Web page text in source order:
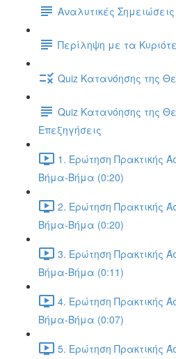
Αναλυτικές Σημειώσεις
Περίληψη με τα
Quiz Κατανόησης της
Quiz Κατανόησης της
Επεξηγήσεις
1. Ερώτηση Πρακτικής
Βήμα-Βήμα (0:20)
2. Ερώτηση Πρακτικής
Βήμα-Βήμα (0:20)
3. Ερώτηση Πρακτικής
Βήμα-Βήμα (0:11)
4. Ερώτηση Πρακτικής
Βήμα-Βήμα (0:07)
5. Ερώτηση Πρακτικής